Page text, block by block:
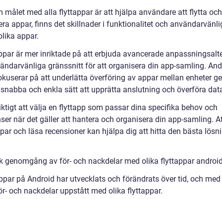
målet med alla flyttappar är att hjälpa användare att flytta och
appar, finns det skillnader i funktionalitet och
appar.
är mer inriktade på att erbjuda avancerade
gränssnitt för att organisera din app-samling.
på att underlätta överföring av appar mellan enheter
och enkla sätt att upprätta anslutning och överföra
att välja en flyttapp som passar dina specifika behov och
när det gäller att hantera och organisera din app-samling.
och läsa recensioner kan hjälpa dig att hitta den bästa
genomgång av för- och nackdelar med olika flyttappar
på Android har utvecklats och förändrats över tid, och
och nackdelar uppstått med olika flyttappar.